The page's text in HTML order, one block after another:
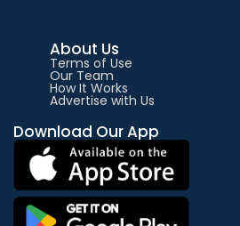
About Us
Terms of Use
Our Team
How It Works
Advertise with Us
Download Our App